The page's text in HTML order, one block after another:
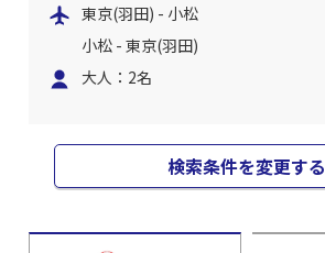
東京(羽田) - 小松
小松 - 東京(羽田)
大人：2名
検索条件を変更する